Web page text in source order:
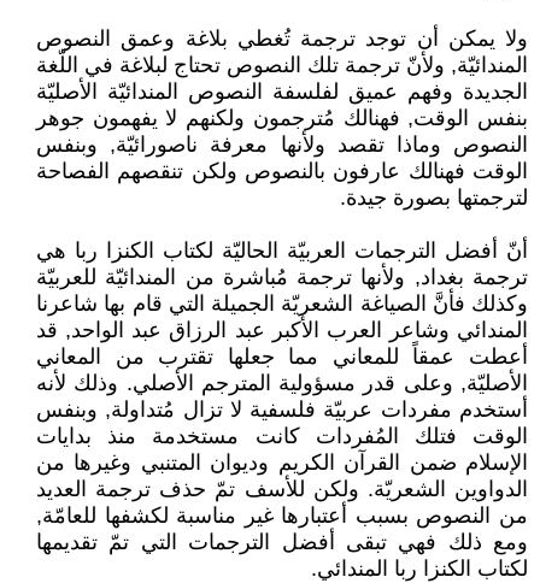
ولا يمكن أن توجد ترجمة تُغطي بلاغة وعمق النصوص
المندائيّة, ولأنّ ترجمة تلك النصوص تحتاج لبلاغة في اللّغة
الجديدة وفهم عميق لفلسفة النصوص المندائيّة الأصليّة
بنفس الوقت, فهنالك مُترجمون ولكنهم لا يفهمون جوهر
النصوص وماذا تقصد ولأنها معرفة ناصورائيّة, وبنفس
الوقت فهنالك عارفون بالنصوص ولكن تنقصهم الفصاحة
لترجمتها بصورة جيدة.
أنّ أفضل الترجمات العربيّة الحاليّة لكتاب الكنزا ربا هي
ترجمة بغداد, ولأنها ترجمة مُباشرة من المندائيّة للعربيّة
وكذلك فأنَّ الصياغة الشعريّة الجميلة التي قام بها شاعرنا
المندائي وشاعر العرب الأكبر عبد الرزاق عبد الواحد, قد
أعطت عمقاً للمعاني مما جعلها تقترب من المعاني
الأصليّة, وعلى قدر مسؤولية المترجم الأصلي. وذلك لأنه
أستخدم مفردات عربيّة فلسفية لا تزال مُتداولة, وبنفس
الوقت فتلك المُفردات كانت مستخدمة منذ بدايات
الإسلام ضمن القرآن الكريم وديوان المتنبي وغيرها من
الدواوين الشعريّة. ولكن للأسف تمّ حذف ترجمة العديد
من النصوص بسبب أعتبارها غير مناسبة لكشفها للعامّة,
ومع ذلك فهي تبقى أفضل الترجمات التي تمّ تقديمها
لكتاب الكنزا ربا المندائي.